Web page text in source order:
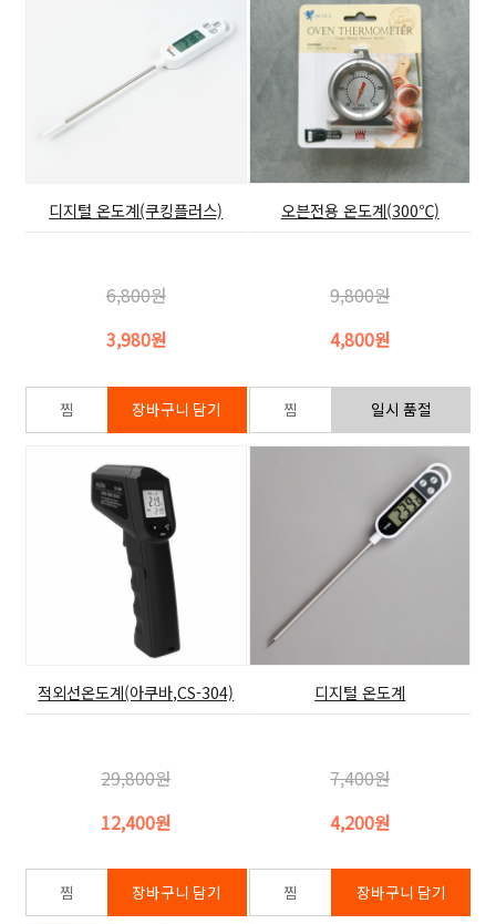
디지털 온도계(쿠킹플러스)
6,800원
3,980원
오븐전용 온도계(300℃)
9,800원
4,800원
적외선온도계(아쿠바,CS-304)
29,800원
12,400원
디지털 온도계
7,400원
4,200원